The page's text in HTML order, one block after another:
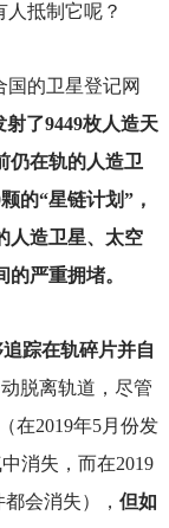
人抵制它呢？
国的卫星登记网
了9449枚人造天
仍在轨的人造卫
的“星链计划”，
人造卫星、太空
严重拥堵。
踪在轨碎片并自
脱离轨道，尽管
在2019年5月份发
消失，而在2019
会消失）， 但如